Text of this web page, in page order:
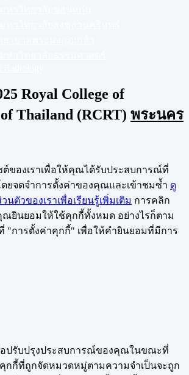
Royal College of
Thailand (RCRT) พระนคร
ต์ของเราเพื่อให้คุณได้รับประสบการณ์ที่
ยจดจำการตั้งค่าของคุณและเข้าชมซ้ำ ดู
นตัวของเราเพื่อเรียนรู้เพิ่มเติม การคลิก
ยินยอมให้ใช้คุกกี้ทั้งหมด อย่างไรก็ตาม
"การตั้งค่าคุกกี้" เพื่อให้คำยินยอมที่มีการ
อปรับปรุงประสบการณ์ของคุณในขณะที่
กกี้ที่ถูกจัดหมวดหมู่ตามความจำเป็นจะถูก